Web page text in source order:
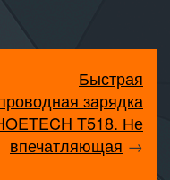
Быстрая
зарядка
T518. Не
впечатляющая →